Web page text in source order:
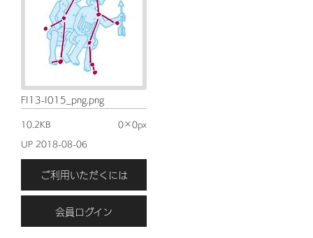
FI13-I015_png.png
10.2KB
0×0px
UP 2018-08-06
ご利用いただくには
会員ログイン